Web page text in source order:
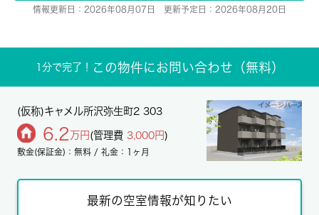
情報更新日：2026年08月07日 更新予定日：2026年08月20日
1分で完了！ この物件にお問い合わせ（無料）
(仮称)キャメル所沢弥生町2 303
6.2万円 (管理費 3,000円)
敷金(保証金)：無料 / 礼金：1ヶ月
最新の空室情報が知りたい